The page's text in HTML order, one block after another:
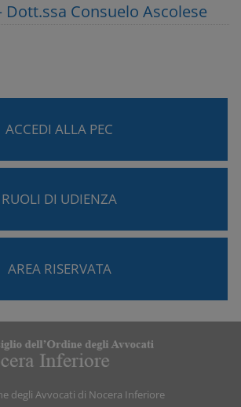
Dott.ssa Consuelo Ascolese
ACCEDI ALLA PEC
RUOLI DI UDIENZA
AREA RISERVATA
degli Avvocati di Nocera Inferiore